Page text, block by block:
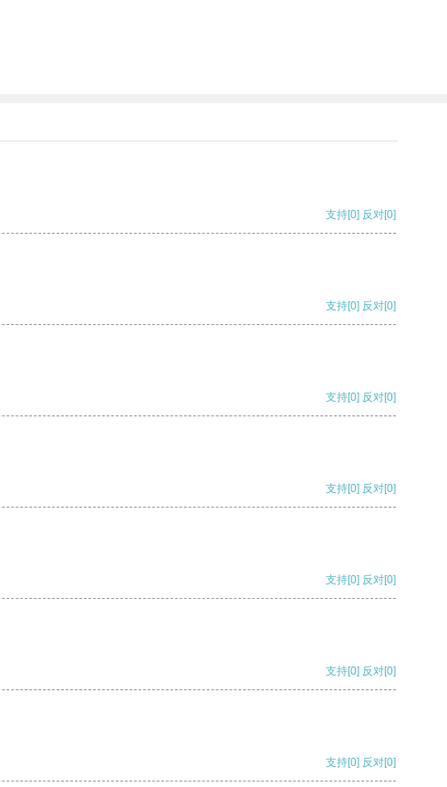
支持[0] 反对[0]
支持[0] 反对[0]
支持[0] 反对[0]
支持[0] 反对[0]
支持[0] 反对[0]
支持[0] 反对[0]
支持[0] 反对[0]